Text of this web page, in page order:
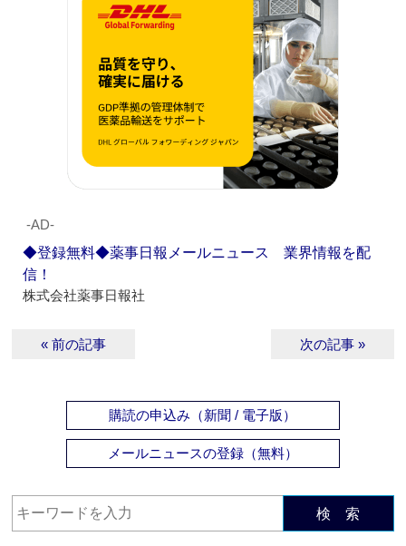
‐AD‐
◆登録無料◆薬事日報メールニュース 業界情報を配
信！
株式会社薬事日報社
« 前の記事 次の記事 »
購読の申込み（新聞 / 電子版）
メールニュースの登録（無料）
検 索